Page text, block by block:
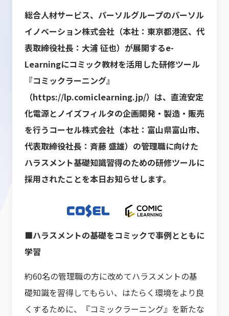
総合人材サービス、パーソルグループのパーソル
イノベーション株式会社（本社：東京都港区、代
表取締役社長：大浦 征也）が展開するe-
Learningにコミック教材を活用した研修ツール
『コミックラーニング』
（https://lp.comiclearning.jp/）は、直流安定
化電源とノイズフィルタの企画開発・製造・販売
を行うコーセル株式会社（本社：富山県富山市、
代表取締役社長：斉藤 盛雄）の管理職に向けた
ハラスメント基礎知識習得のための研修ツールに
採用されたことを本日お知らせします。
■ハラスメントの基礎をコミックで事例とともに
学習
約60名の管理職の方に改めてハラスメントの基
礎知識を習得してもらい、はたらく環境をより良
くするために、『コミックラーニング』を新たな